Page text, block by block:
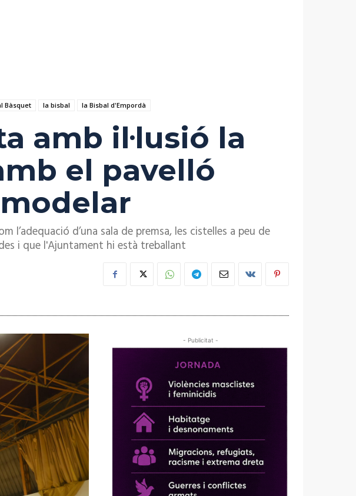
Bàsquet la bisbal la Bisbal d'Empordà
amb il·lusió la
el pavelló
l’adequació d’una sala de premsa, les cistelles a peu de
i que l'Ajuntament hi està treballant
- Publicitat -